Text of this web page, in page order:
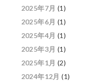
2025年7月 (1)
2025年6月 (1)
2025年4月 (1)
2025年3月 (1)
2025年1月 (2)
2024年12月 (1)